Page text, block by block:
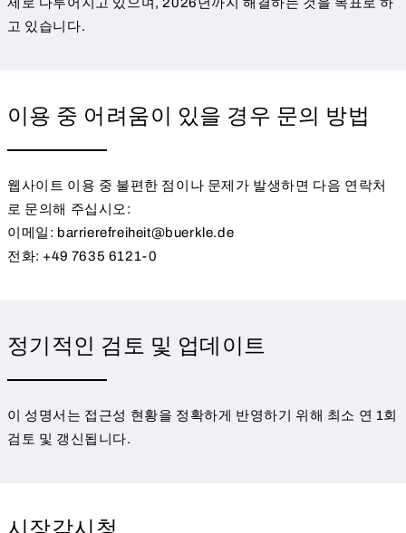
제로 다루어지고 있으며, 2026년까지 해결하는 것을 목표로 하
고 있습니다.
이용 중 어려움이 있을 경우 문의 방법
웹사이트 이용 중 불편한 점이나 문제가 발생하면 다음 연락처
로 문의해 주십시오:
이메일: barrierefreiheit@buerkle.de
전화: +49 7635 6121-0
정기적인 검토 및 업데이트
이 성명서는 접근성 현황을 정확하게 반영하기 위해 최소 연 1회
검토 및 갱신됩니다.